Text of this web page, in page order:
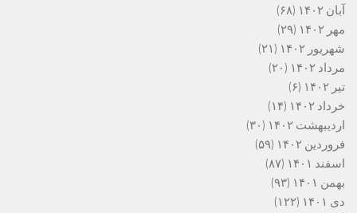
آبان ۱۴۰۲
(۶۸)
مهر ۱۴۰۲
(۲۹)
شهریور ۱۴۰۲
(۲۱)
مرداد ۱۴۰۲
(۲۰)
تیر ۱۴۰۲
(۶)
خرداد ۱۴۰۲
(۱۴)
اردیبهشت ۱۴۰۲
(۳۰)
فروردین ۱۴۰۲
(۵۹)
اسفند ۱۴۰۱
(۸۷)
بهمن ۱۴۰۱
(۹۳)
دی ۱۴۰۱
(۱۲۲)